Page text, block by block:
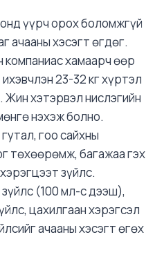
үүрч орох боломжгүй
ачааны хэсэгт өгдөг.
компаниас хамаарч өөр
23-32 кг хүртэл
хэтэрвэл нислэгийн
нэхэж болно.
гоо сайхны
төхөөрөмж, багажаа гэх
зүйлс.
(100 мл-с дээш),
цахилгаан хэрэгсэл
ачааны хэсэгт өгөх